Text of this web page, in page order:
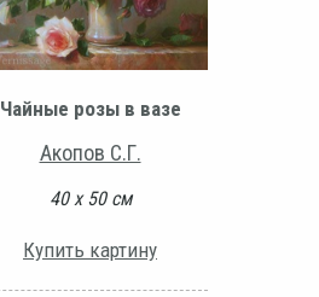
Чайные розы в вазе
Акопов С.Г.
40 х 50 см
Купить картину